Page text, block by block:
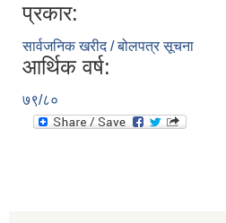
प्रकार:
सार्वजनिक खरीद / बोलपत्र सूचना
आर्थिक वर्ष:
७९/८०